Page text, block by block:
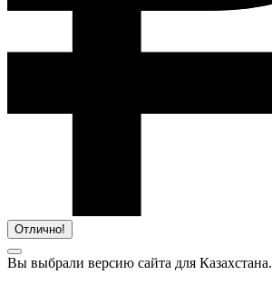
Отлично!
Вы выбрали версию сайта для Казахстана.